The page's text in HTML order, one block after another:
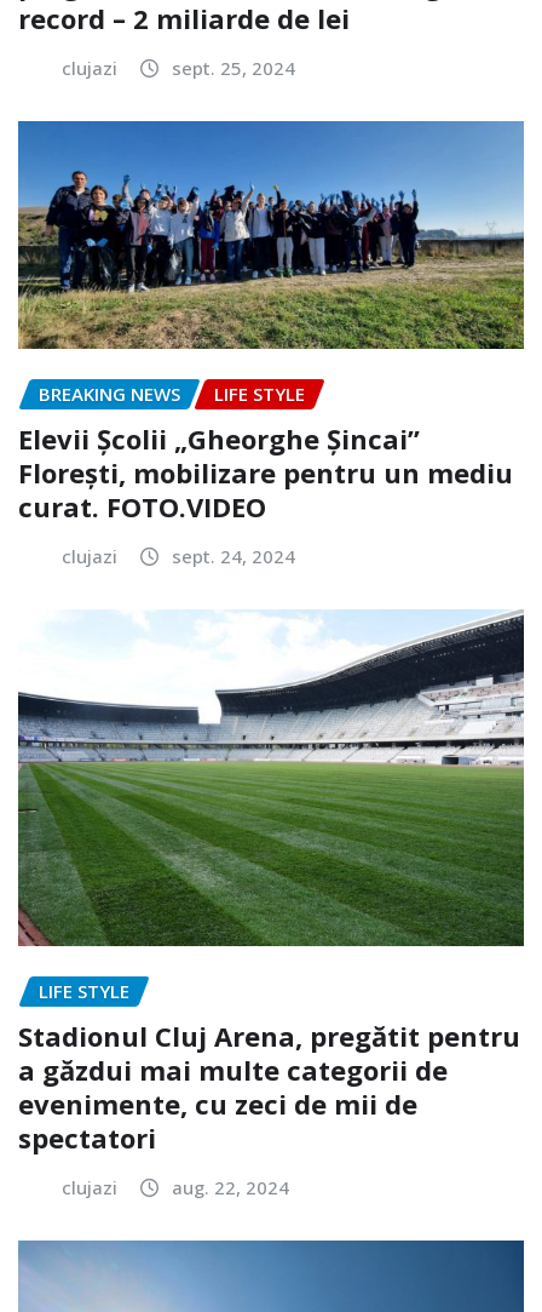
record – 2 miliarde de lei
clujazi sept. 25, 2024
BREAKING NEWS LIFE STYLE
Elevii Școlii „Gheorghe Șincai”
Florești, mobilizare pentru un mediu
curat. FOTO.VIDEO
clujazi sept. 24, 2024
LIFE STYLE
Stadionul Cluj Arena, pregătit pentru
a găzdui mai multe categorii de
evenimente, cu zeci de mii de
spectatori
clujazi aug. 22, 2024